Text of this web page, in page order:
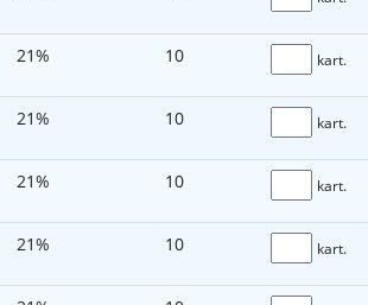
21% 10 kart.
21% 10 kart.
21% 10 kart.
21% 10 kart.